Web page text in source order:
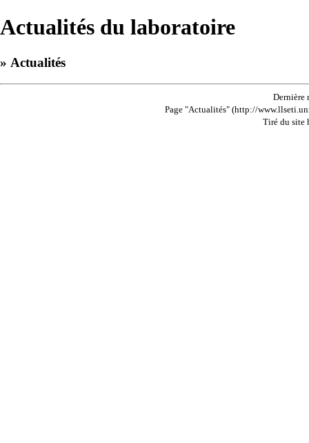
Actualités du laboratoire
» Actualités
Dernière
Page "Actualités" (http://
Tiré du site